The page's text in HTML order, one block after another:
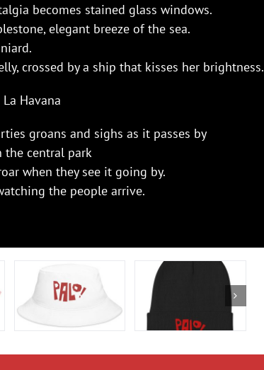
becomes stained glass windows.
elegant breeze of the sea.
crossed by a ship that kisses her brightness.
Havana
groans and sighs as it passes by
the central park
when they see it going by.
the people arrive.